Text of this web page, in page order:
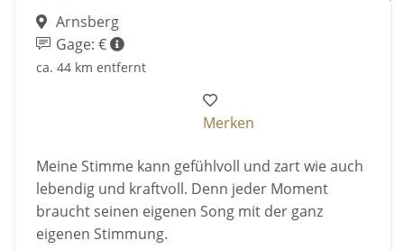
Arnsberg
Gage: €
ca. 44 km entfernt
Merken
Meine Stimme kann gefühlvoll und zart wie auch
lebendig und kraftvoll. Denn jeder Moment
braucht seinen eigenen Song mit der ganz
eigenen Stimmung.